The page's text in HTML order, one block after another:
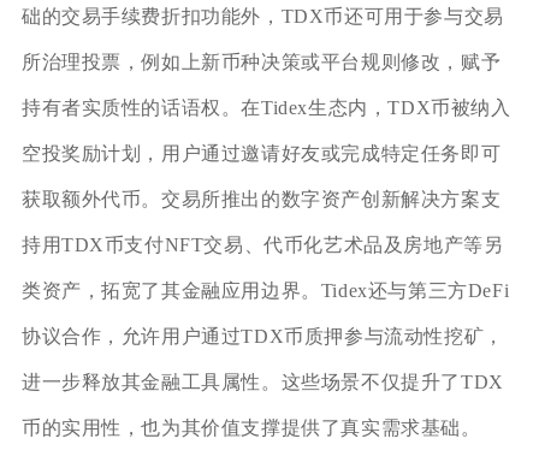
础的交易手续费折扣功能外，TDX币还可用于参与交易
所治理投票，例如上新币种决策或平台规则修改，赋予
持有者实质性的话语权。在Tidex生态内，TDX币被纳入
空投奖励计划，用户通过邀请好友或完成特定任务即可
获取额外代币。交易所推出的数字资产创新解决方案支
持用TDX币支付NFT交易、代币化艺术品及房地产等另
类资产，拓宽了其金融应用边界。Tidex还与第三方DeFi
协议合作，允许用户通过TDX币质押参与流动性挖矿，
进一步释放其金融工具属性。这些场景不仅提升了TDX
币的实用性，也为其价值支撑提供了真实需求基础。